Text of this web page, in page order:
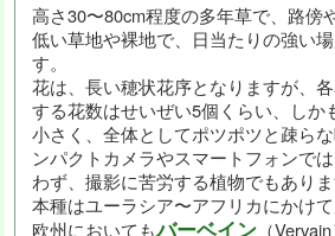
高さ30〜80cm程度の多年草で、路傍
低い草地や裸地で、日当たりの強い
す。
花は、長い穂状花序となりますが、
する花数はせいぜい5個くらい、しか
小さく、全体としてポツポツと疎ら
ンパクトカメラやスマートフォンで
わず、撮影に苦労する植物でもありま
本種はユーラシア〜アフリカにかけて
欧州においてもバーベイン （